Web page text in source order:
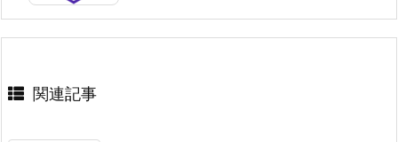
関連記事